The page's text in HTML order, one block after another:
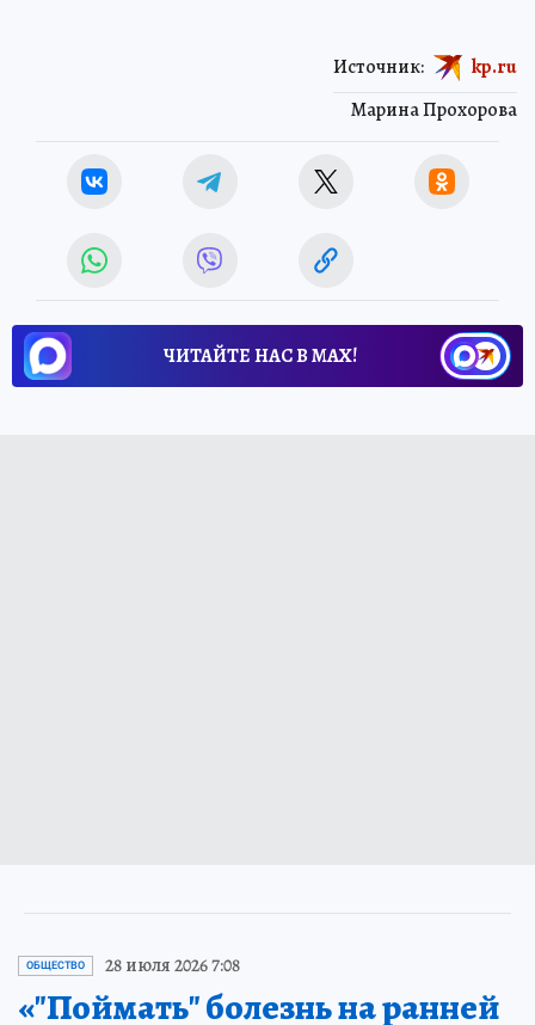
Марина Прохорова
Источник: kp.ru
ЧИТАЙТЕ НАС В МАХ!
ОБЩЕСТВО 28 июля 2026 7:08
«"Поймать" болезнь на ранней